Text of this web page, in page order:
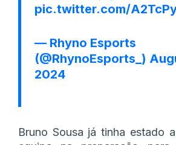
pic.twitter.com/
— Rhyno Esports
(@RhynoEsports_)
2024
Bruno Sousa já tinha estado